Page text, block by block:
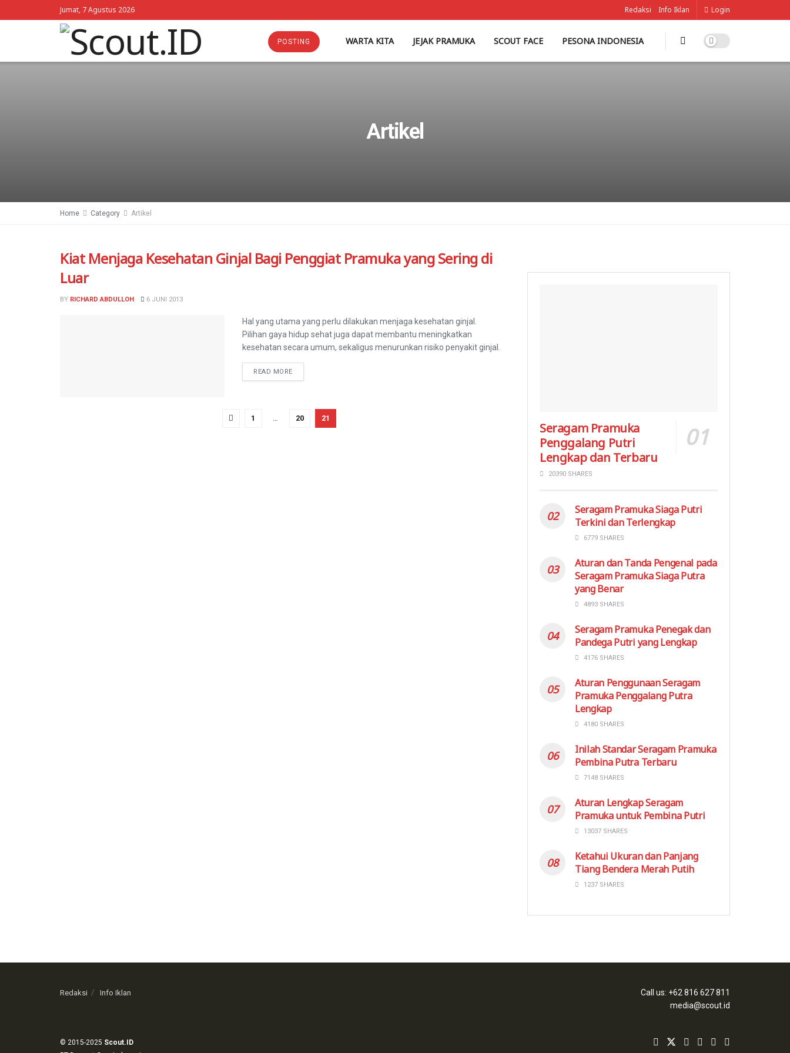
Jumat, 7 Agustus 2026 Redaksi Info Iklan Login
POSTING WARTA KITA JEJAK PRAMUKA SCOUT FACE PESONA INDONESIA
Artikel
Home Category Artikel
Kiat Menjaga Kesehatan Ginjal Bagi Penggiat Pramuka yang Sering di
Luar
BY RICHARD ABDULLOH 6 JUNI 2013
Hal yang utama yang perlu dilakukan menjaga kesehatan ginjal.
Pilihan gaya hidup sehat juga dapat membantu meningkatkan
kesehatan secara umum, sekaligus menurunkan risiko penyakit ginjal.
READ MORE
1 … 20 21
Seragam Pramuka
Penggalang Putri
Lengkap dan Terbaru
20390 SHARES
Seragam Pramuka Siaga Putri
Terkini dan Terlengkap
6779 SHARES
Aturan dan Tanda Pengenal pada
Seragam Pramuka Siaga Putra
yang Benar
4893 SHARES
Seragam Pramuka Penegak dan
Pandega Putri yang Lengkap
4176 SHARES
Aturan Penggunaan Seragam
Pramuka Penggalang Putra
Lengkap
4180 SHARES
Inilah Standar Seragam Pramuka
Pembina Putra Terbaru
7148 SHARES
Aturan Lengkap Seragam
Pramuka untuk Pembina Putri
13037 SHARES
Ketahui Ukuran dan Panjang
Tiang Bendera Merah Putih
1237 SHARES
Redaksi Info Iklan
Call us: +62 816 627 811
media@scout.id
© 2015-2025 Scout.ID